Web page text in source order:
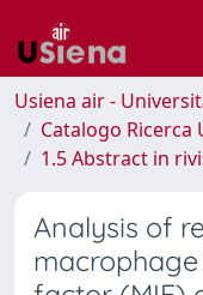
Usiena air -
Catalogo Ricerca
1.5 Abstract in
Analysis of